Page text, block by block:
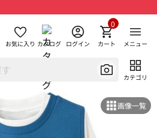
お気に入り カタログ ログイン カート
0
メニュー
カテゴリ
画像一覧